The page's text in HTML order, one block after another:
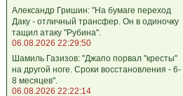
Александр Гришин: "На бумаге переход
Даку - отличный трансфер. Он в одиночку
тащил атаку "Рубина".
06.08.2026 22:29:50
Шамиль Газизов: "Джапо порвал "кресты"
на другой ноге. Сроки восстановления - 6-
8 месяцев".
06.08.2026 22:22:14